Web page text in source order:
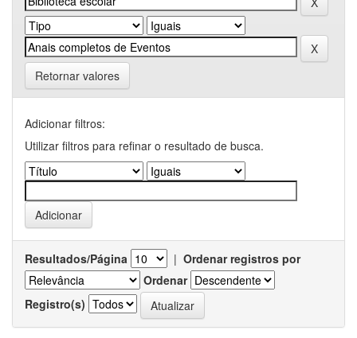
Retornar valores
Adicionar filtros:
Utilizar filtros para refinar o resultado de busca.
Resultados/Página | Ordenar registros por
Ordenar
Registro(s)